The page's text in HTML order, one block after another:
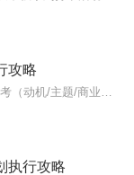
攻略
执行攻略